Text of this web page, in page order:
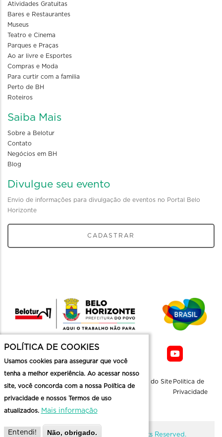
Atividades Gratuitas
Bares e Restaurantes
Museus
Teatro e Cinema
Parques e Praças
Ao ar livre e Esportes
Compras e Moda
Para curtir com a familia
Perto de BH
Roteiros
Saiba Mais
Sobre a Belotur
Contato
Negócios em BH
Blog
Divulgue seu evento
Envio de informações para divulgação de eventos no Portal Belo
Horizonte
CADASTRAR
Mapa do Site Politica de
Privacidade
@ Copyright Belotur 2026. All Rights Reserved.
POLÍTICA DE COOKIES
Usamos cookies para assegurar que você
tenha a melhor experiência. Ao acessar nosso
site, você concorda com a nossa Política de
privacidade e nossos Termos de uso
atualizados. Mais informação
Entendi! Não, obrigado.